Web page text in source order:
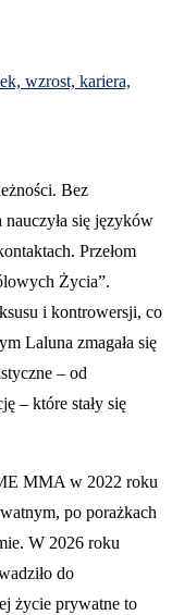
wzrost, kariera,
Bez
się języków
Przełom
Życia”.
i kontrowersji, co
Laluna zmagała się
– od
– które stały się
MMA w 2022 roku
po porażkach
W 2026 roku
do
życie prywatne to